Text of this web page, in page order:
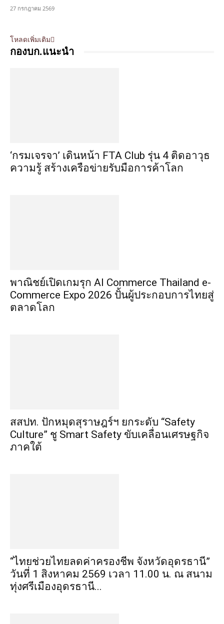
27 กรกฎาคม 2569
โหลดเพิ่มเติม
กองบก.แนะนำ
‘กรมเจรจา’ เดินหน้า FTA Club รุ่น 4 ติดอาวุธ
ความรู้ สร้างเครือข่ายรับมือการค้าโลก
พาณิชย์เปิดเกมรุก AI Commerce Thailand e-
Commerce Expo 2026 ปั้นผู้ประกอบการไทยสู่
ตลาดโลก
สสปท. ปักหมุดสุราษฎร์ฯ ยกระดับ “Safety
Culture” ชู Smart Safety ขับเคลื่อนเศรษฐกิจ
ภาคใต้
“ไทยช่วยไทยลดค่าครองชีพ จังหวัดอุดรธานี”
วันที่ 1 สิงหาคม 2569 เวลา 11.00 น. ณ สนาม
ทุ่งศรีเมืองอุดรธานี...